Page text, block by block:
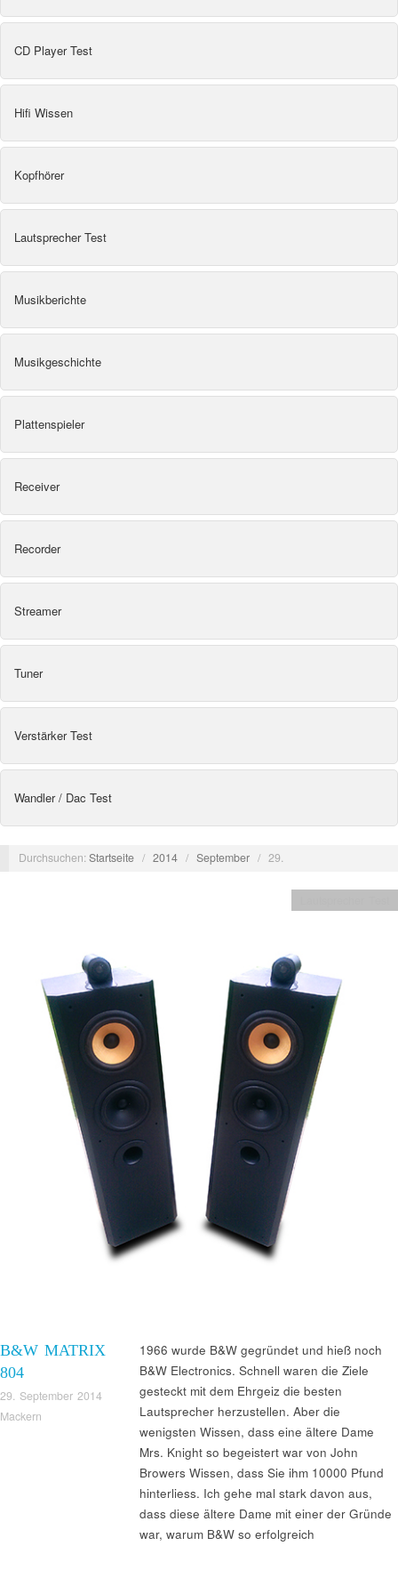
CD Player Test
Hifi Wissen
Kopfhörer
Lautsprecher Test
Musikberichte
Musikgeschichte
Plattenspieler
Receiver
Recorder
Streamer
Tuner
Verstärker Test
Wandler / Dac Test
Durchsuchen:Startseite / 2014 / September / 29.
B&W MATRIX
804
29. September 2014
Mackern
1966 wurde B&W gegründet und hieß noch
B&W Electronics. Schnell waren die Ziele
gesteckt mit dem Ehrgeiz die besten
Lautsprecher herzustellen. Aber die
wenigsten Wissen, dass eine ältere Dame
Mrs. Knight so begeistert war von John
Browers Wissen, dass Sie ihm 10000 Pfund
hinterliess. Ich gehe mal stark davon aus,
dass diese ältere Dame mit einer der Gründe
war, warum B&W so erfolgreich